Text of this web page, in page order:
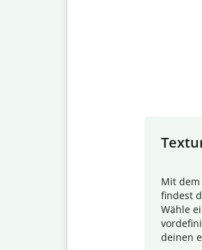
Mit dem
findest
Wähle
deinen